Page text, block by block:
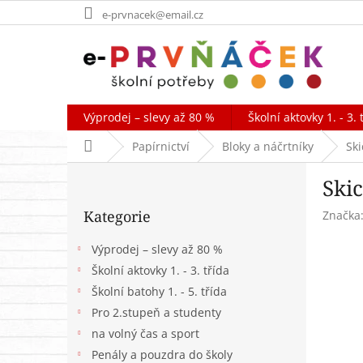
na
e-prvnacek@email.cz
Výprodej – slevy až 80 % Školní aktovky 1. - 3.
Domů Papírnictví Bloky a náčrtníky
P
kategorie
Kategorie
Výprodej – slevy až 80 %
Školní aktovky 1. - 3. třída
Školní batohy 1. - 5. třída
Pro 2.stupeň a studenty
na volný čas a sport
Penály a pouzdra do školy
Značka: